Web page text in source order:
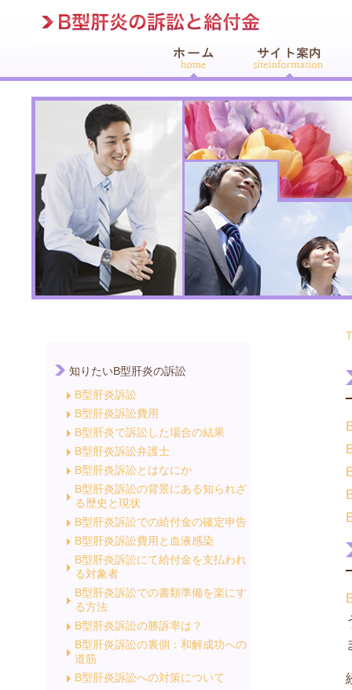
知りたいB型肝炎の訴訟
B型肝炎訴訟
B型肝炎訴訟費用
B型肝炎で訴訟した場合の結果
B型肝炎訴訟弁護士
B型肝炎訴訟とはなにか
B型肝炎訴訟の背景にある知られざ
る歴史と現状
B型肝炎訴訟での給付金の確定申告
B型肝炎訴訟費用と血液感染
B型肝炎訴訟にて給付金を支払われ
る対象者
B型肝炎訴訟での書類準備を楽にす
る方法
B型肝炎訴訟の勝訴率は？
B型肝炎訴訟の裏側：和解成功への
道筋
B型肝炎訴訟への対策について